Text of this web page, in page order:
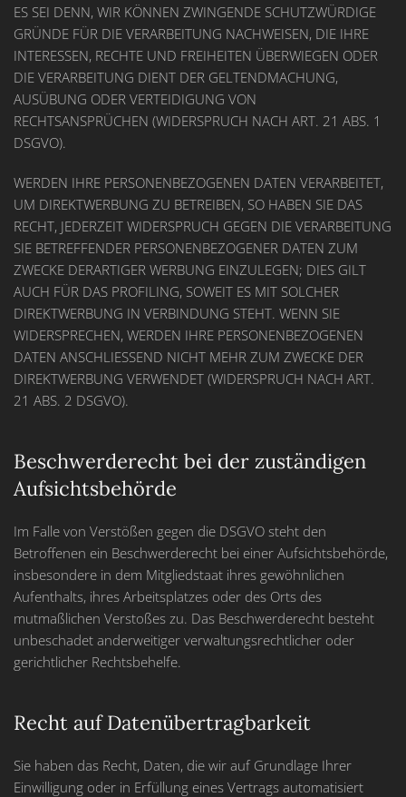
ES SEI DENN, WIR KÖNNEN ZWINGENDE SCHUTZWÜRDIGE
GRÜNDE FÜR DIE VERARBEITUNG NACHWEISEN, DIE IHRE
INTERESSEN, RECHTE UND FREIHEITEN ÜBERWIEGEN ODER
DIE VERARBEITUNG DIENT DER GELTENDMACHUNG,
AUSÜBUNG ODER VERTEIDIGUNG VON
RECHTSANSPRÜCHEN (WIDERSPRUCH NACH ART. 21 ABS. 1
DSGVO).
WERDEN IHRE PERSONENBEZOGENEN DATEN VERARBEITET,
UM DIREKTWERBUNG ZU BETREIBEN, SO HABEN SIE DAS
RECHT, JEDERZEIT WIDERSPRUCH GEGEN DIE VERARBEITUNG
SIE BETREFFENDER PERSONENBEZOGENER DATEN ZUM
ZWECKE DERARTIGER WERBUNG EINZULEGEN; DIES GILT
AUCH FÜR DAS PROFILING, SOWEIT ES MIT SOLCHER
DIREKTWERBUNG IN VERBINDUNG STEHT. WENN SIE
WIDERSPRECHEN, WERDEN IHRE PERSONENBEZOGENEN
DATEN ANSCHLIESSEND NICHT MEHR ZUM ZWECKE DER
DIREKTWERBUNG VERWENDET (WIDERSPRUCH NACH ART.
21 ABS. 2 DSGVO).
Beschwerde­recht bei der zuständigen
Aufsichts­behörde
Im Falle von Verstößen gegen die DSGVO steht den
Betroffenen ein Beschwerderecht bei einer Aufsichtsbehörde,
insbesondere in dem Mitgliedstaat ihres gewöhnlichen
Aufenthalts, ihres Arbeitsplatzes oder des Orts des
mutmaßlichen Verstoßes zu. Das Beschwerderecht besteht
unbeschadet anderweitiger verwaltungsrechtlicher oder
gerichtlicher Rechtsbehelfe.
Recht auf Daten­übertrag­barkeit
Sie haben das Recht, Daten, die wir auf Grundlage Ihrer
Einwilligung oder in Erfüllung eines Vertrags automatisiert